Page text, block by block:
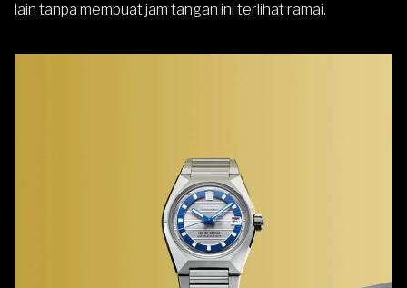
lain tanpa membuat jam tangan ini terlihat ramai.